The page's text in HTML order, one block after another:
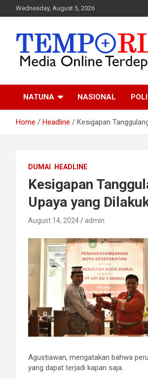
to
Wednesday, August 5, 2026
Tempo Riau
NATUNA NASIONAL
Home Headline Kesigapan
DUMAI HEADLINE
Kesigapan
Upaya yang
August 14, 2024 admin
Agustiawan, mengatakan bahwa
yang dapat terjadi kapan saja.